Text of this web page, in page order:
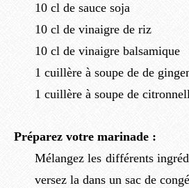
10 cl de sauce soja
10 cl de vinaigre de riz
10 cl de vinaigre balsamique
1 cuillère à soupe de de
1 cuillère à soupe de
Préparez votre marinade :
Mélangez les différents
versez la dans un sac de